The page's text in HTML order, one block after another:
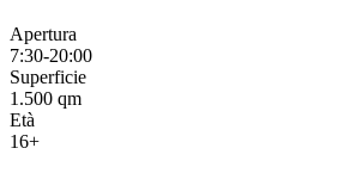
Apertura
7:30-20:00
Superficie
1.500 qm
Età
16+